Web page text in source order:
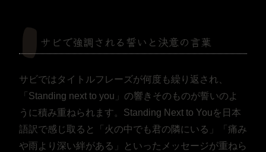
サビで強調される誓いと決意の言葉
サビではタイトルフレーズが何度も繰り返され、
「Standing next to you」の響きそのものが誓いのよ
うに積み重ねられます。Standing Next to Youを日本
語訳で感じ取ると「火の中でも君の隣にいる」「痛み
や雨より深い絆がある」といったメッセージが重ねら